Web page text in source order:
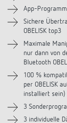
Ähnliche
App-
Sichere
OBELISK top3
Maximale
nur dann von
Bluetooth
100 %
per OBELISK
installiert sein)
3
3 individuelle